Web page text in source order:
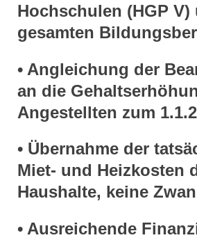
Hochschulen (HGP V)
gesamten
• Angleichung der
an die
Angestellten zum
• Übernahme der
Miet- und Heizkosten
Haushalte, keine
• Ausreichende